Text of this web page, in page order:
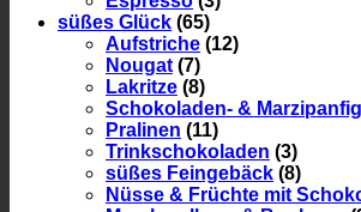
süßes Glück (65)
Aufstriche (12)
Nougat (7)
Lakritze (8)
Schokoladen- &
Pralinen (11)
Trinkschokoladen (3)
süßes Feingebäck (8)
Nüsse & Früchte mit